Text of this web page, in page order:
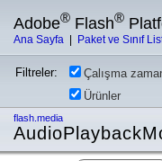
Adobe® Flash®
Ana Sayfa Paket ve Sınıf
Filtreler: Çalışma
Ürünler
flash.media